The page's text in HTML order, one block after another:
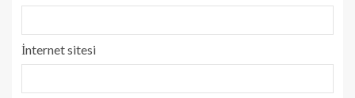
İnternet sitesi